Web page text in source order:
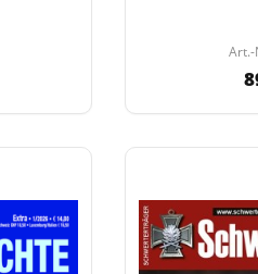
Art.-